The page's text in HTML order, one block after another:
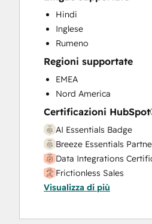
Marketing Hub
Programmable
Sales and Marketing
Sales Coaching and
Sales Enablement
Sales Hub Enterprise
Sales Hub Professional
Service Hub
Hindi
Inglese
Rumeno
Regioni supportate
EMEA
Nord America
Certificazioni HubSpot
AI Essentials Badge
Breeze Essentials
Data Integrations
Frictionless Sales
HubSpot Sales Hub
HubSpot Solutions
Visualizza di più